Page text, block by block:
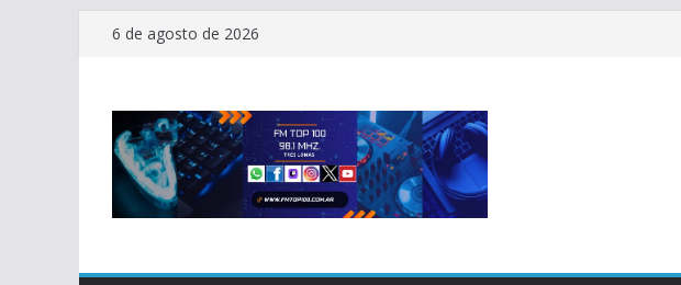
Saltar6 de agosto de 2026